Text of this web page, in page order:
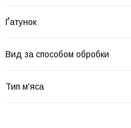
Ґатунок
Вид за способом обробки
Тип м'яса